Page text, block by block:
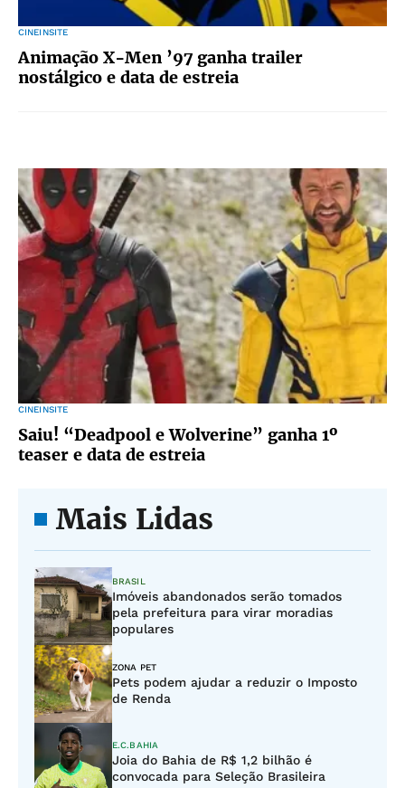
CINEINSITE
Animação X-Men ’97 ganha trailer
nostálgico e data de estreia
CINEINSITE
Saiu! “Deadpool e Wolverine” ganha 1º
teaser e data de estreia
Mais Lidas
BRASIL
Imóveis abandonados serão tomados
pela prefeitura para virar moradias
populares
ZONA PET
Pets podem ajudar a reduzir o Imposto
de Renda
E.C.BAHIA
Joia do Bahia de R$ 1,2 bilhão é
convocada para Seleção Brasileira